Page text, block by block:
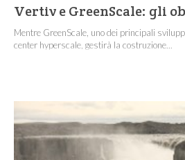
Vertiv e GreenScale: gli
Mentre GreenScale, uno dei principali
center hyperscale, gestirà la costruzione...